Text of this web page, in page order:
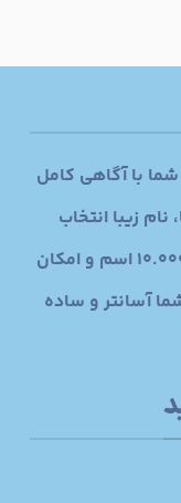
با آگاهی کامل
زیبا انتخاب
نمایید. این سایت با داشتن نزدیک به 10.000 اسم و امکان
شما آسانتر و ساده